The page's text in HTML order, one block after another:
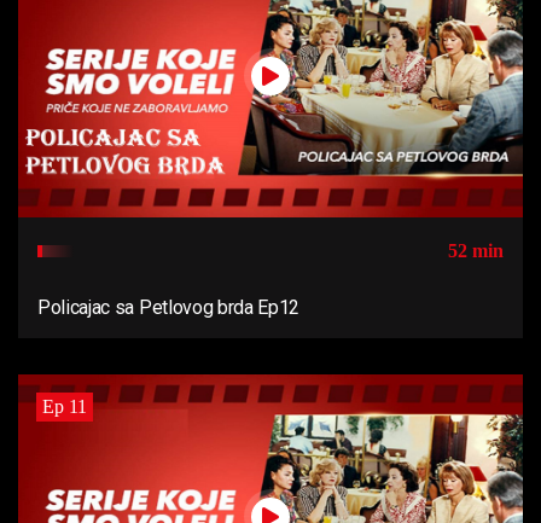
52 min
Policajac sa Petlovog brda Ep12
Ep 11